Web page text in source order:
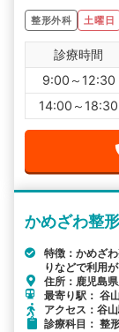
整形外科 土曜日
診療時間
9:00～12:30
14:00～18:30
かめざわ整
特徴：かめざ
りなどで利用
住所：鹿児島
最寄り駅：
アクセス：谷
診療科目： 整